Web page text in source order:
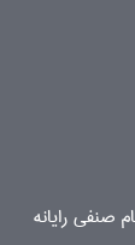
صنفی رایانه